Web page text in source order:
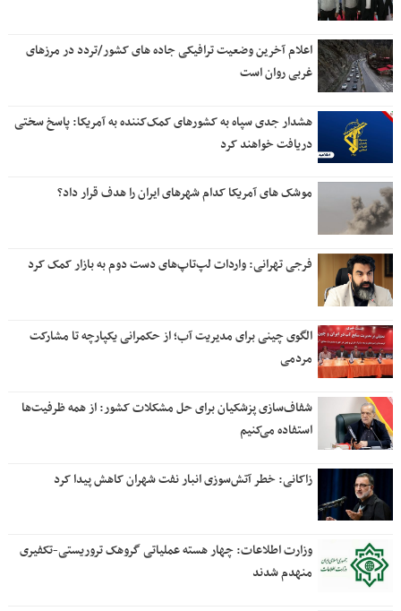
اعلام آخرین وضعیت ترافیکی جاده های کشور/تردد در مرزهای
غربی روان است
هشدار جدی سپاه به کشورهای کمک‌کننده به آمریکا: پاسخ سختی
دریافت خواهند کرد
موشک های آمریکا کدام شهرهای ایران را هدف قرار داد؟
فرجی تهرانی: واردات لپ‌تاپ‌های دست دوم به بازار کمک کرد
الگوی چینی برای مدیریت آب؛ از حکمرانی یکپارچه تا مشارکت
مردمی
شفاف‌سازی پزشکیان برای حل مشکلات کشور: از همه ظرفیت‌ها
استفاده می‌کنیم
زاکانی: خطر آتش‌سوزی انبار نفت شهران کاهش پیدا کرد
وزارت اطلاعات: چهار هسته‌ عملیاتی گروهک‌ تروریستی-تکفیری
منهدم شدند